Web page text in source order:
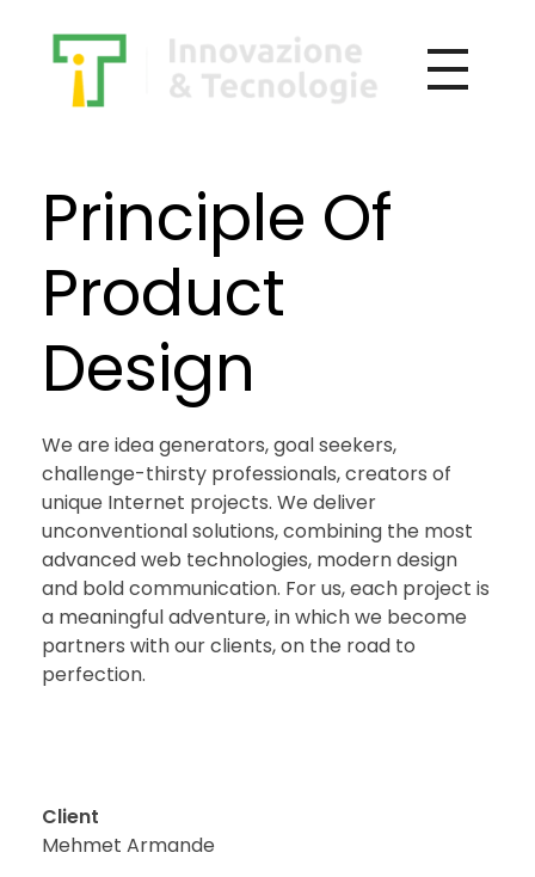
Principle Of
Product
Design
We are idea generators, goal seekers,
challenge-thirsty professionals, creators of
unique Internet projects. We deliver
unconventional solutions, combining the most
advanced web technologies, modern design
and bold communication. For us, each project is
a meaningful adventure, in which we become
partners with our clients, on the road to
perfection.
Client
Mehmet Armande